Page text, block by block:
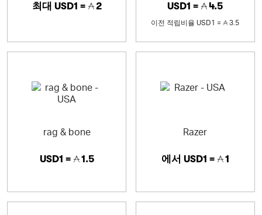
최대 USD1 = 2 USD1 = 4.5
이전 적립비율 USD1 = 3.5
rag & bone
USD1 = 1.5
Razer
에서 USD1 = 1